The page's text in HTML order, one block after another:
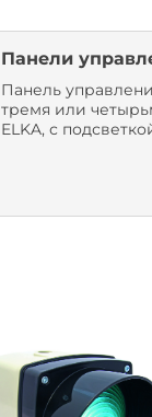
Панели
Панель
тремя или
ELKA, с